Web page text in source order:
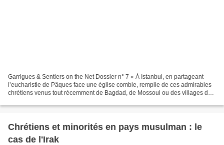
Garrigues & Sentiers on the Net Dossier n° 7 « À Istanbul, en partageant
l’eucharistie de Pâques face une église comble, remplie de ces admirables
chrétiens venus tout récemment de Bagdad, de Mossoul ou des villages de
Chrétiens et minorités en pays musulman : le
cas de l'Irak